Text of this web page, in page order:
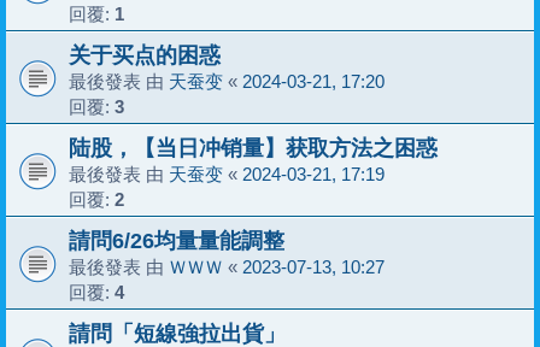
回覆: 1
关于买点的困惑
最後發表 由 天蚕变 « 2024-03-21, 17:20
回覆: 3
陆股，【当日冲销量】获取方法之困惑
最後發表 由 天蚕变 « 2024-03-21, 17:19
回覆: 2
請問6/26均量量能調整
最後發表 由 ＷＷＷ « 2023-07-13, 10:27
回覆: 4
請問「短線強拉出貨」